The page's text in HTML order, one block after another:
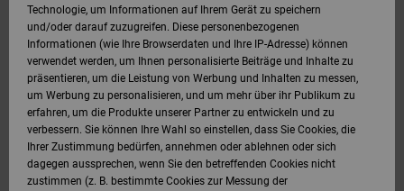
Technologie, um Informationen auf Ihrem Gerät zu speichern
und/oder darauf zuzugreifen. Diese personenbezogenen
Informationen (wie Ihre Browserdaten und Ihre IP-Adresse) können
verwendet werden, um Ihnen personalisierte Beiträge und Inhalte zu
präsentieren, um die Leistung von Werbung und Inhalten zu messen,
um Werbung zu personalisieren, und um mehr über ihr Publikum zu
erfahren, um die Produkte unserer Partner zu entwickeln und zu
verbessern. Sie können Ihre Wahl so einstellen, dass Sie Cookies, die
Ihrer Zustimmung bedürfen, annehmen oder ablehnen oder sich
dagegen aussprechen, wenn Sie den betreffenden Cookies nicht
zustimmen (z. B. bestimmte Cookies zur Messung der